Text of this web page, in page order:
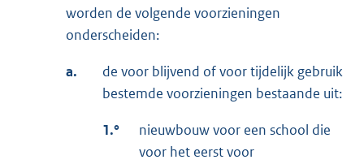
worden de volgende voorzieningen
onderscheiden:
a.
de voor blijvend of voor tijdelijk gebruik
bestemde voorzieningen bestaande uit:
1.°
nieuwbouw voor een school die
voor het eerst voor